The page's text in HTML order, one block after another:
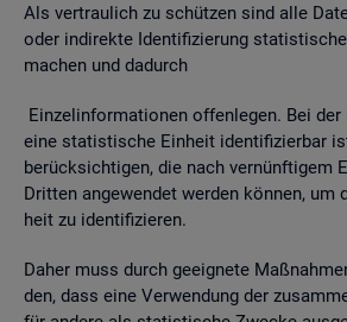
Als ver­trau­lich zu schüt­zen sind alle
oder in­di­rek­te Iden­ti­fi­zie­rung
ma­chen und da­durch
Ein­zel­in­for­ma­tio­nen of­fen­le­gen. Bei der
eine sta­tis­ti­sche Ein­heit iden­ti­fi­zier­bar
be­rück­sich­ti­gen, die nach ver­nünf­ti­gem
Drit­ten an­ge­wen­det wer­den kön­nen,
heit zu iden­ti­fi­zie­ren.
Daher muss durch ge­eig­ne­te
den, dass eine Ver­wen­dung der